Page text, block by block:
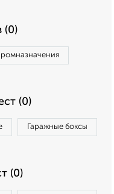
(0)
(0)
Гаражные боксы
(0)